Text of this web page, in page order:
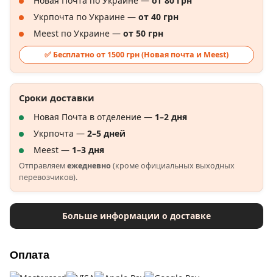
Укрпочта по Украине — от 40 грн
Meest по Украине — от 50 грн
✅ Бесплатно от 1500 грн (Новая почта и Meest)
Сроки доставки
Новая Почта в отделение — 1–2 дня
Укрпочта — 2–5 дней
Meest — 1–3 дня
Отправляемежедневно(кроме официальных выходных
перевозчиков).
Больше информации о доставке
Оплата